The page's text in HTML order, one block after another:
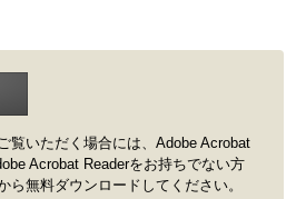
覧いただく場合には、Adobe Acrobat
Acrobat Readerをお持ちでない方
ら無料ダウンロードしてください。